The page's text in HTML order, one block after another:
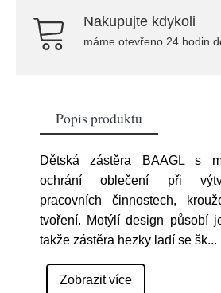
Nakupujte kdykoli
máme otevřeno 24 hodin
Popis produktu
Dětská zástěra BAAGL s
ochrání oblečení při
pracovních činnostech,
tvoření. Motýlí design působí
takže zástěra hezky ladí se šk...
Zobrazit více